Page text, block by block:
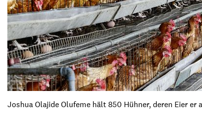
Joshua Olajide Olufeme hält 850 Hühner, deren Eier